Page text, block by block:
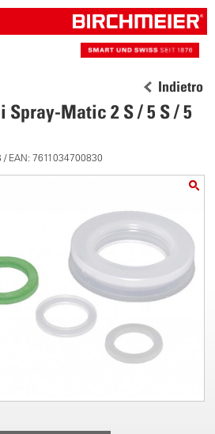
Indietro
Spray-Matic 2 S / 5 S / 5
EAN: 7611034700830